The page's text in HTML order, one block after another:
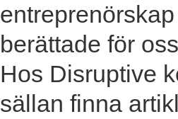
berättade för
Hos Disruptive
sällan finna